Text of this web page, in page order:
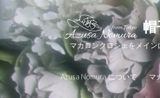
ン
テ
ン
ツ
へ
ス
キ
マカロンクロシェをメイ
Azusa Nomura について マ